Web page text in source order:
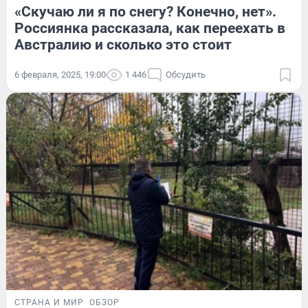
«Скучаю ли я по снегу? Конечно, нет».
Россиянка рассказала, как переехать в
Австралию и сколько это стоит
6 февраля, 2025, 19:00 1 446 Обсудить
СТРАНА И МИР ОБЗОР